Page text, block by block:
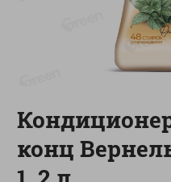
Показано 1-14 из 78
Каталог товаров
Специально для вас
конц